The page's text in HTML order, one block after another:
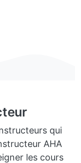
qui
AHA
les cours